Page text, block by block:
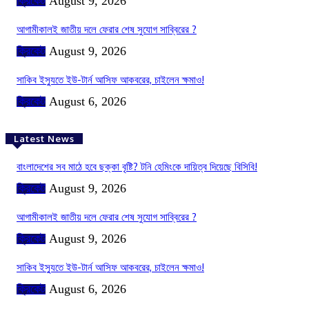
আগামীকালই জাতীয় দলে ফেরার শেষ সুযোগ সাব্বিরের ?
ক্রিকেট August 9, 2026
সাকিব ইস্যুতে ইউ-টার্ন আসিফ আকবরের, চাইলেন ক্ষমাও!
ক্রিকেট August 6, 2026
Latest News
বাংলাদেশের সব মাঠে হবে ছক্কা বৃষ্টি? টনি হেমিংকে দায়িত্ব দিয়েছে বিসিবি!
ক্রিকেট August 9, 2026
আগামীকালই জাতীয় দলে ফেরার শেষ সুযোগ সাব্বিরের ?
ক্রিকেট August 9, 2026
সাকিব ইস্যুতে ইউ-টার্ন আসিফ আকবরের, চাইলেন ক্ষমাও!
ক্রিকেট August 6, 2026